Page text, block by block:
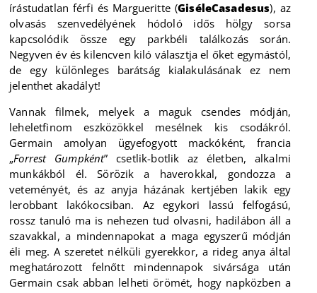
írástudatlan férfi és Margueritte (GiséleCasadesus), az
olvasás szenvedélyének hódoló idős hölgy sorsa
kapcsolódik össze egy parkbéli találkozás során.
Negyven év és kilencven kiló választja el őket egymástól,
de egy különleges barátság kialakulásának ez nem
jelenthet akadályt!
Vannak filmek, melyek a maguk csendes módján,
leheletfinom eszközökkel mesélnek kis csodákról.
Germain amolyan ügyefogyott mackóként, francia
„Forrest Gumpként” csetlik-botlik az életben, alkalmi
munkákból él. Sörözik a haverokkal, gondozza a
veteményét, és az anyja házának kertjében lakik egy
lerobbant lakókocsiban. Az egykori lassú felfogású,
rossz tanuló ma is nehezen tud olvasni, hadilábon áll a
szavakkal, a mindennapokat a maga egyszerű módján
éli meg. A szeretet nélküli gyerekkor, a rideg anya által
meghatározott felnőtt mindennapok sivársága után
Germain csak abban lelheti örömét, hogy napközben a